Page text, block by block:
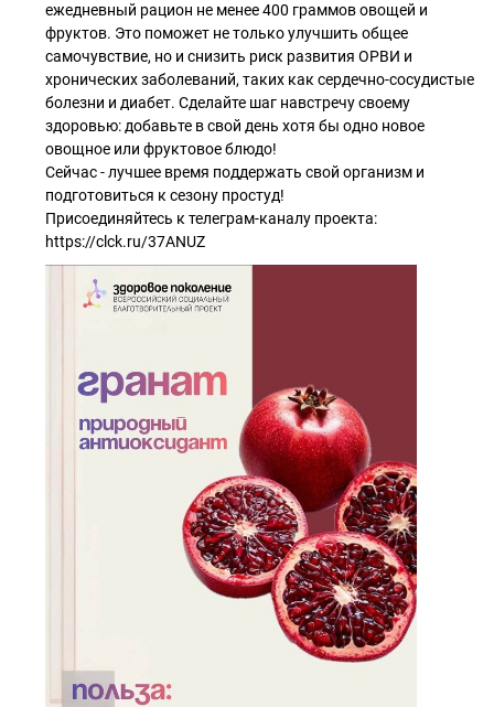
ежедневный рацион не менее 400 граммов овощей и
фруктов. Это поможет не только улучшить общее
самочувствие, но и снизить риск развития ОРВИ и
хронических заболеваний, таких как сердечно-сосудистые
болезни и диабет. Сделайте шаг навстречу своему
здоровью: добавьте в свой день хотя бы одно новое
овощное или фруктовое блюдо!
Сейчас - лучшее время поддержать свой организм и
подготовиться к сезону простуд!
Присоединяйтесь к телеграм-каналу проекта:
https://clck.ru/37ANUZ